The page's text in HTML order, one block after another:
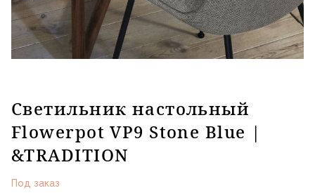
Светильник настольный
Flowerpot VP9 Stone Blue |
&TRADITION
Под заказ